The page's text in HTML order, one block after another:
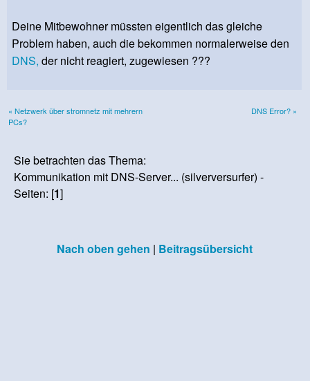
Deine Mitbewohner müssten eigentlich das gleiche
Problem haben, auch die bekommen normalerweise den
DNS, der nicht reagiert, zugewiesen ???
« Netzwerk über stromnetz mit mehrern
PCs?
DNS Error? »
Sie betrachten das Thema:
Kommunikation mit DNS-Server... (silverversurfer) -
Seiten: [1]
Nach oben gehen | Beitragsübersicht